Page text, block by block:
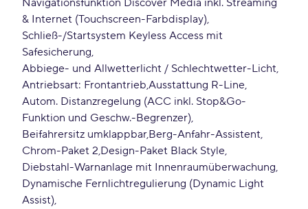
Navigationsfunktion Discover Media inkl. Streaming
& Internet (Touchscreen-Farbdisplay)
Schließ-/Startsystem Keyless Access mit
Safesicherung
Abbiege- und Allwetterlicht / Schlechtwetter-Licht
Antriebsart: Frontantrieb Ausstattung R-Line
Autom. Distanzregelung (ACC inkl. Stop&Go-
Funktion und Geschw.-Begrenzer)
Beifahrersitz umklappbar Berg-Anfahr-Assistent
Chrom-Paket 2 Design-Paket Black Style
Diebstahl-Warnanlage mit Innenraumüberwachung
Dynamische Fernlichtregulierung (Dynamic Light
Assist)